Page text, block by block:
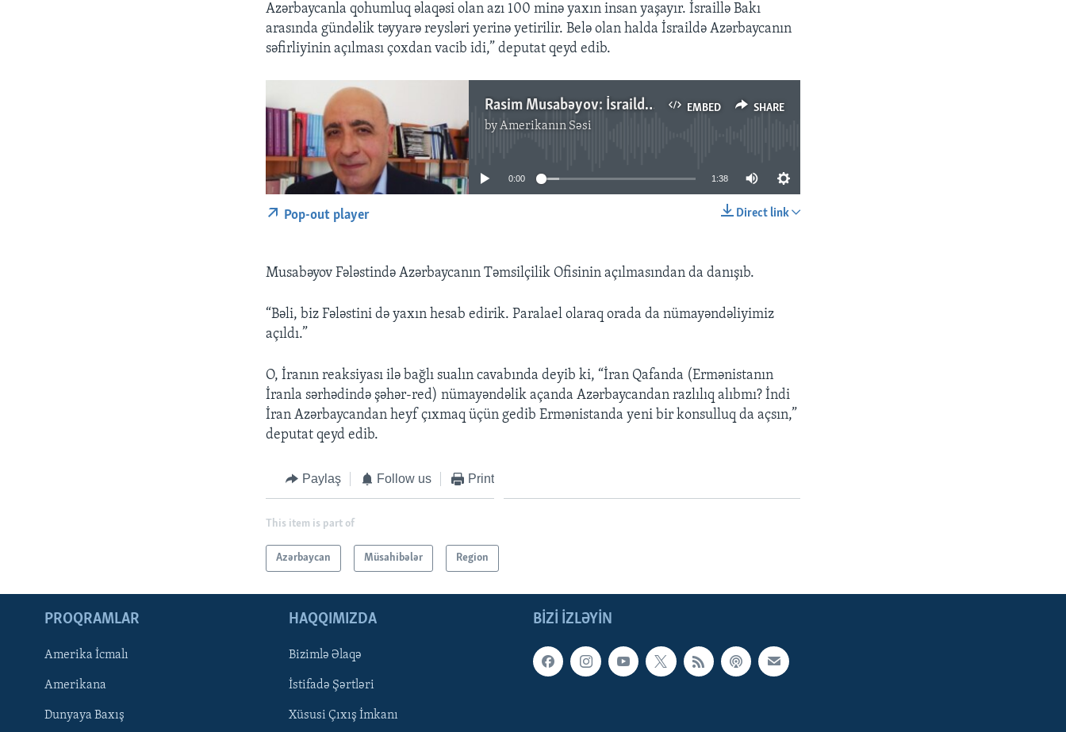
BIZI IZLƏYIN
Azərbaycanla qohumluq əlaqəsi olan azı 100 minə yaxın insan yaşayır. İsraillə Bakı
arasında gündəlik təyyarə reysləri yerinə yetirilir. Belə olan halda İsraildə Azərbaycanın
səfirliyinin açılması çoxdan vacib idi,” deputat qeyd edib.
EMBED SHARE
Rasim Musabəyov: İsraildə Azərbaycan səfirliyinin açılması zərurət idi
byAmerikanın Səsi
No media source currently available
0:00 1:38
Direct link
Pop-out player
Musabəyov Fələstində Azərbaycanın Təmsilçilik Ofisinin açılmasından da danışıb.
“Bəli, biz Fələstini də yaxın hesab edirik. Paralael olaraq orada da nümayəndəliyimiz
açıldı.”
O, İranın reaksiyası ilə bağlı sualın cavabında deyib ki, “İran Qafanda (Ermənistanın
İranla sərhədində şəhər-red) nümayəndəlik açanda Azərbaycandan razlılıq alıbmı? İndi
İran Azərbaycandan heyf çıxmaq üçün gedib Ermənistanda yeni bir konsulluq da açsın,”
deputat qeyd edib.
Paylaş Follow us Print
This item is part of
Azərbaycan Müsahibələr Region
BIZI IZLƏYIN
PROQRAMLAR
Amerika İcmalı
Amerikana
Dunyaya Baxış
HAQQIMIZDA
Bizimlə Əlaqə
İstifadə Şərtləri
Xüsusi Çıxış İmkanı